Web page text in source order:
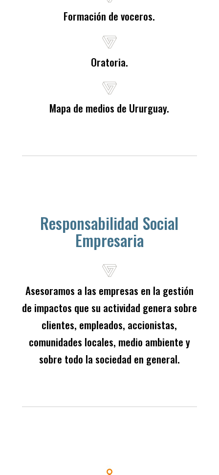
Formación de voceros.
Oratoria.
Mapa de medios de Ururguay.
Responsabilidad Social
Empresaria
Asesoramos a las empresas en la gestión
de impactos que su actividad genera sobre
clientes, empleados, accionistas,
comunidades locales, medio ambiente y
sobre todo la sociedad en general.